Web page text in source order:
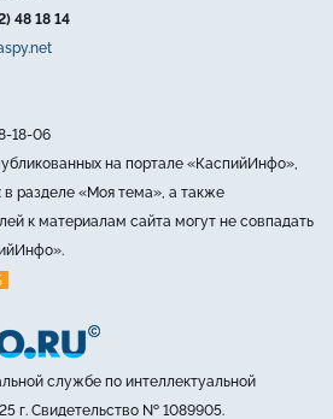
48 18 14
18-06
на портале «КаспийИнфо»,
разделе «Моя тема», а также
к материалам сайта могут не совпадать
службе по интеллектуальной
г. Свидетельство № 1089905.